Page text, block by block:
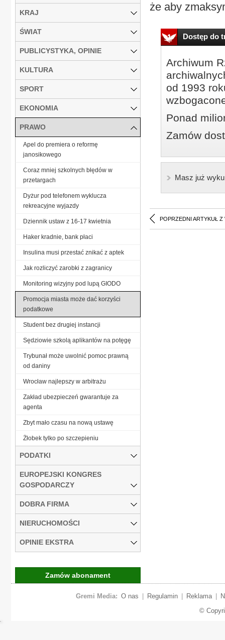
że aby
Dostęp do
Archiwum
od 1993
Ponad
Zamów
Masz już
POPRZEDNI ARTYKUŁ Z
KRAJ
ŚWIAT
PUBLICYSTYKA, OPINIE
KULTURA
SPORT
EKONOMIA
PRAWO
Apel do premiera o reformę
janosikowego
Coraz mniej szkolnych błędów w
przetargach
Dyżur pod telefonem wyklucza
rekreacyjne wyjazdy
Dziennik ustaw z 16-17 kwietnia
Haker kradnie, bank płaci
Insulina musi przestać znikać z aptek
Jak rozliczyć zarobki z zagranicy
Monitoring wizyjny pod lupą GIODO
Promocja miasta może dać korzyści
podatkowe
Student bez drugiej instancji
Sędziowie szkolą aplikantów na potęgę
Trybunał może uwolnić pomoc prawną
od daniny
Wrocław najlepszy w arbitrażu
Zakład ubezpieczeń gwarantuje za
agenta
Zbyt mało czasu na nową ustawę
Żłobek tylko po szczepieniu
PODATKI
EUROPEJSKI KONGRES
GOSPODARCZY
DOBRA FIRMA
NIERUCHOMOŚCI
OPINIE EKSTRA
Zamów abonament
Gremi Media: O nas Regulamin Reklama
©